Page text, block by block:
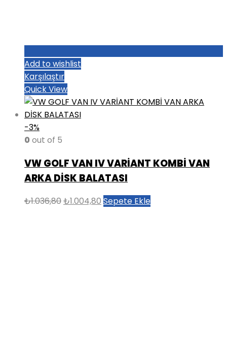
Add to wishlist
Karşılaştır
Quick View
-3%
0 out of 5
VW GOLF VAN IV VARİANT KOMBİ VAN
ARKA DİSK BALATASI
₺1.036,80Orijinal
₺1.004,80 Şu
Sepete Ekle